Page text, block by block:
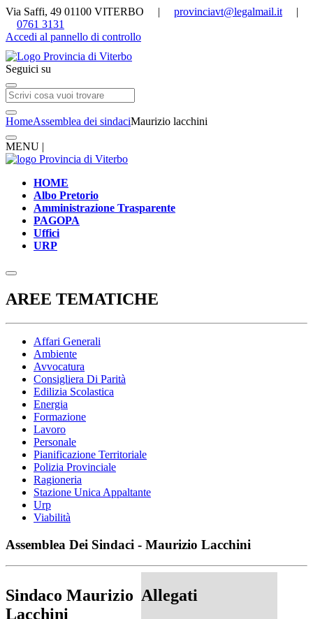
Via Saffi, 49 01100 VITERBO | provinciavt@legalmail.it |
0761 3131
Accedi al pannello di controllo
Seguici su
HomeAssemblea dei sindaciMaurizio lacchini
MENU |
HOME
Albo Pretorio
Amministrazione Trasparente
PAGOPA
Uffici
URP
AREE TEMATICHE
Affari Generali
Ambiente
Avvocatura
Consigliera Di Parità
Edilizia Scolastica
Energia
Formazione
Lavoro
Personale
Pianificazione Territoriale
Polizia Provinciale
Ragioneria
Stazione Unica Appaltante
Urp
Viabilità
Assemblea Dei Sindaci - Maurizio Lacchini
Sindaco Maurizio
Lacchini
Allegati